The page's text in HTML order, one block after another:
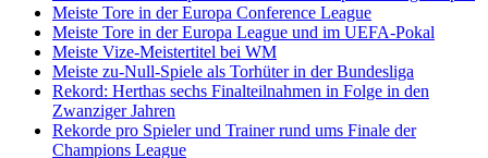
Meiste Tore in der Europa Conference League
Meiste Tore in der Europa League und im UEFA-Pokal
Meiste Vize-Meistertitel bei WM
Meiste zu-Null-Spiele als Torhüter in der Bundesliga
Rekord: Herthas sechs Finalteilnahmen in Folge in den
Zwanziger Jahren
Rekorde pro Spieler und Trainer rund ums Finale der
Champions League